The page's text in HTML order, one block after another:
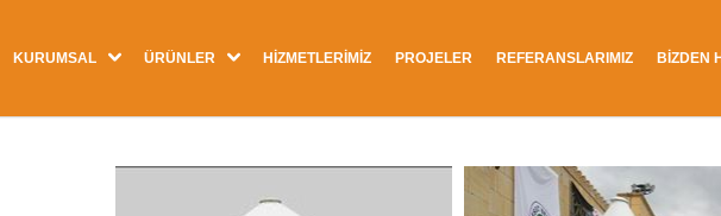
KURUMSAL ÜRÜNLER HİZMETLERİMİZ PROJELER REFERANSLARIMIZ BİZDEN